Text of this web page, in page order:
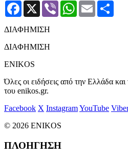
Facebook
X Viber WhatsApp
Email
ΔΙΑΦΗΜΙΣΗ
ΔΙΑΦΗΜΙΣΗ
ENIKOS
Όλες οι ειδήσεις από την Ελλάδα
του enikos.gr.
Facebook X InstagramYouTube
© 2026 ENIKOS
ΠΛΟΗΓΗΣΗ